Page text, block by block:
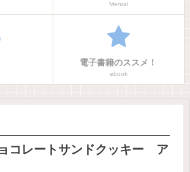
Mental
電子書籍のススメ！
ebook
コレートサンドクッキー ア